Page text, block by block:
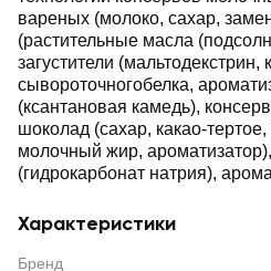
вареных (молоко, сахар,
(растительные масла
загустители (мальтодекстрин,
сывороточногобелка,
(ксантановая камедь),
шоколад (сахар, какао-
молочный жир,
(гидрокарбонат натрия),
Характеристики
Бренд